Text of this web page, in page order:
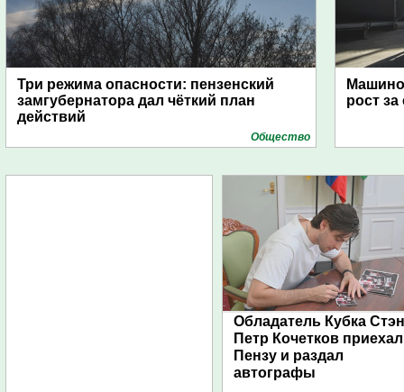
Три режима опасности: пензенский
замгубернатора дал чёткий план
действий
Общество
рост за
Обладатель Кубка
Петр Кочетков
Пензу и раздал
автографы